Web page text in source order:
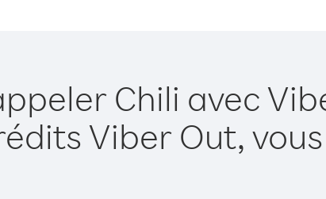
Chili avec
Viber Out,